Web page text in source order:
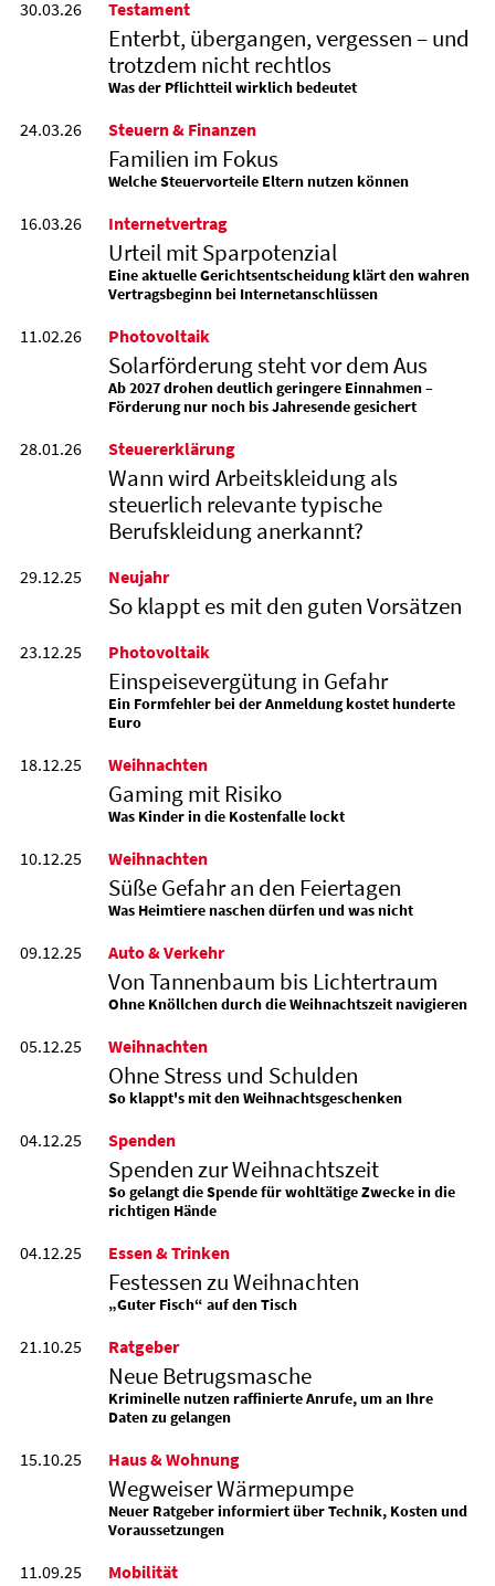
30.03.26 Testament
Enterbt, übergangen, vergessen – und
trotzdem nicht rechtlos
Was der Pflichtteil wirklich bedeutet
24.03.26 Steuern & Finanzen
Familien im Fokus
Welche Steuervorteile Eltern nutzen können
16.03.26 Internetvertrag
Urteil mit Sparpotenzial
Eine aktuelle Gerichtsentscheidung klärt den wahren
Vertragsbeginn bei Internetanschlüssen
11.02.26 Photovoltaik
Solarförderung steht vor dem Aus
Ab 2027 drohen deutlich geringere Einnahmen –
Förderung nur noch bis Jahresende gesichert
28.01.26 Steuererklärung
Wann wird Arbeitskleidung als
steuerlich relevante typische
Berufskleidung anerkannt?
29.12.25 Neujahr
So klappt es mit den guten Vorsätzen
23.12.25 Photovoltaik
Einspeisevergütung in Gefahr
Ein Formfehler bei der Anmeldung kostet hunderte
Euro
18.12.25 Weihnachten
Gaming mit Risiko
Was Kinder in die Kostenfalle lockt
10.12.25 Weihnachten
Süße Gefahr an den Feiertagen
Was Heimtiere naschen dürfen und was nicht
09.12.25 Auto & Verkehr
Von Tannenbaum bis Lichtertraum
Ohne Knöllchen durch die Weihnachtszeit navigieren
05.12.25 Weihnachten
Ohne Stress und Schulden
So klappt's mit den Weihnachtsgeschenken
04.12.25 Spenden
Spenden zur Weihnachtszeit
So gelangt die Spende für wohltätige Zwecke in die
richtigen Hände
04.12.25 Essen & Trinken
Festessen zu Weihnachten
„Guter Fisch“ auf den Tisch
21.10.25 Ratgeber
Neue Betrugsmasche
Kriminelle nutzen raffinierte Anrufe, um an Ihre
Daten zu gelangen
15.10.25 Haus & Wohnung
Wegweiser Wärmepumpe
Neuer Ratgeber informiert über Technik, Kosten und
Voraussetzungen
11.09.25 Mobilität